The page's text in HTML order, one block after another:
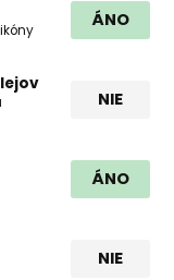
ÁNO
NIE
ÁNO
NIE